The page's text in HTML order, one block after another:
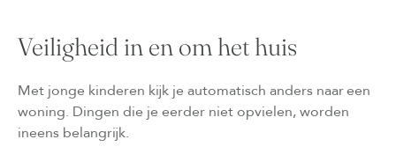
Veiligheid in en om het huis
Met jonge kinderen kijk je automatisch anders naar een
woning. Dingen die je eerder niet opvielen, worden
ineens belangrijk.